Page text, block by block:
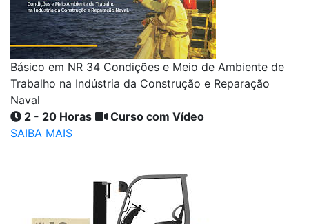
Básico em NR 34 Condições e Meio de Ambiente de
Trabalho na Indústria da Construção e Reparação
Naval
2 - 20 Horas
Curso com Vídeo
SAIBA MAIS